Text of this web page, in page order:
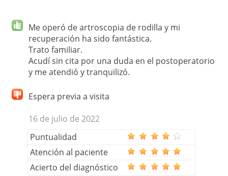
Me operó de artroscopia de rodilla y mi
recuperación ha sido fantástica.
Trato familiar.
Acudí sin cita por una duda en el postoperatorio
y me atendió y tranquilizó.
Espera previa a visita
16 de julio de 2022
Puntualidad
Atención al paciente
Acierto del diagnóstico